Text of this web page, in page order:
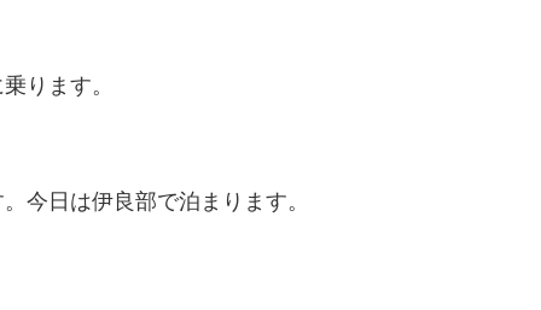
ります。
今日は伊良部で泊まります。